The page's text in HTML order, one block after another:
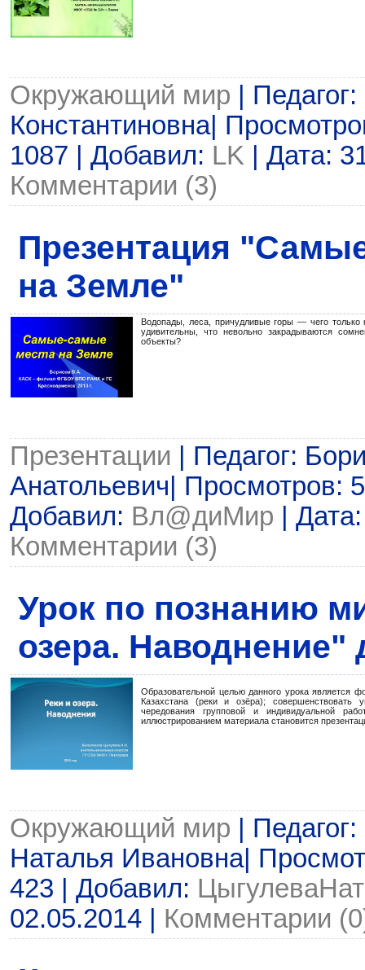
Окружающий мир |
Константиновна|
1087 | Добавил: LK | Дата:
Комментарии (3)
Презентация
на Земле"
Водопады, леса, причудливые горы — чего
удивительны, что невольно закрадываются
объекты?
Презентации | Педагог:
Анатольевич| Просмотров:
Добавил: Вл@диМир |
Комментарии (3)
Урок по познанию
озера. Наводнение"
Образовательной целью данного урока является
Казахстана (реки и озёра); совершенствовать
чередования групповой и индивидуальной
иллюстрированием материала становится
Окружающий мир |
Наталья Ивановна|
423 | Добавил:
02.05.2014
Комментарии